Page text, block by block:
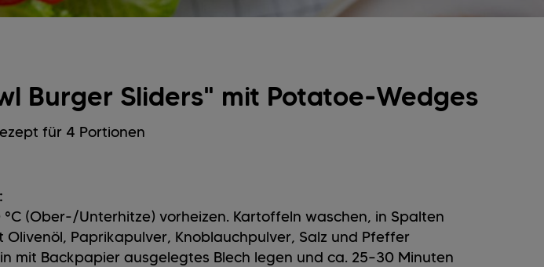
Burger Sliders" mit Potatoe-Wedges
für 4 Portionen
(Ober-/Unterhitze) vorheizen. Kartoffeln waschen, in Spalten
Olivenöl, Paprikapulver, Knoblauchpulver, Salz und Pfeffer
mit Backpapier ausgelegtes Blech legen und ca. 25–30 Minuten